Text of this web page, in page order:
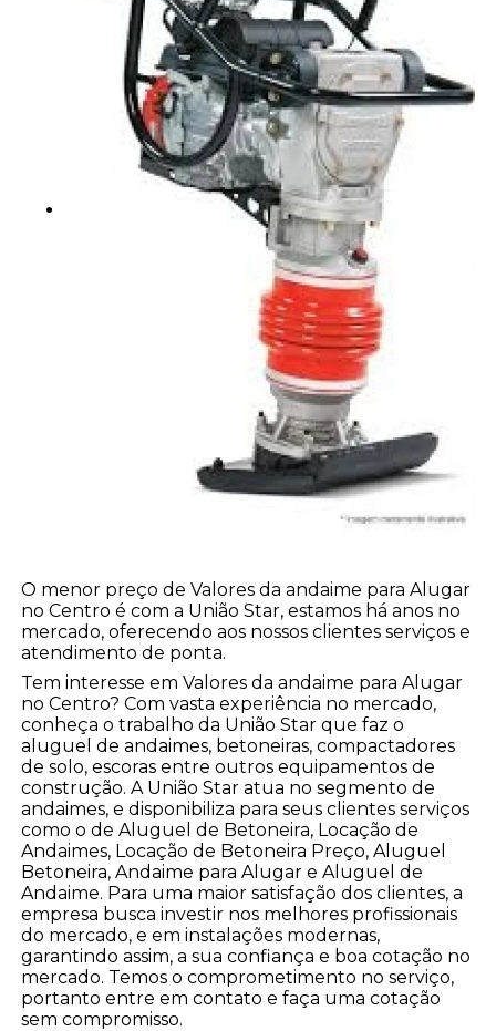
O menor preço de Valores da andaime para Alugar
no Centro é com a União Star, estamos há anos no
mercado, oferecendo aos nossos clientes serviços e
atendimento de ponta.
Tem interesse em Valores da andaime para Alugar
no Centro? Com vasta experiência no mercado,
conheça o trabalho da União Star que faz o
aluguel de andaimes, betoneiras, compactadores
de solo, escoras entre outros equipamentos de
construção. A União Star atua no segmento de
andaimes, e disponibiliza para seus clientes serviços
como o de Aluguel de Betoneira, Locação de
Andaimes, Locação de Betoneira Preço, Aluguel
Betoneira, Andaime para Alugar e Aluguel de
Andaime. Para uma maior satisfação dos clientes, a
empresa busca investir nos melhores profissionais
do mercado, e em instalações modernas,
garantindo assim, a sua confiança e boa cotação no
mercado. Temos o comprometimento no serviço,
portanto entre em contato e faça uma cotação
sem compromisso.